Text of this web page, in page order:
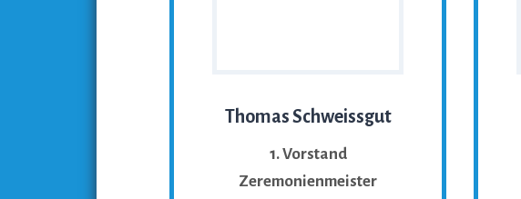
Thomas Schweissgut
1. Vorstand
Zeremonienmeister